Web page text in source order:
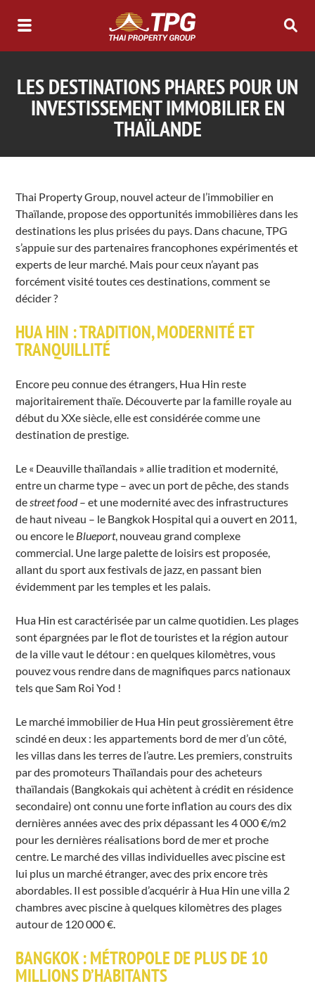
LES DESTINATIONS PHARES POUR UN
INVESTISSEMENT IMMOBILIER EN
THAÏLANDE
Thai Property Group, nouvel acteur de l’immobilier en
Thaïlande, propose des opportunités immobilières dans les
destinations les plus prisées du pays. Dans chacune, TPG
s’appuie sur des partenaires francophones expérimentés et
experts de leur marché. Mais pour ceux n’ayant pas
forcément visité toutes ces destinations, comment se
décider ?
HUA HIN : TRADITION, MODERNITÉ ET
TRANQUILLITÉ
Encore peu connue des étrangers, Hua Hin reste
majoritairement thaïe. Découverte par la famille royale au
début du XXe siècle, elle est considérée comme une
destination de prestige.
Le « Deauville thaïlandais » allie tradition et modernité,
entre un charme type – avec un port de pêche, des stands
destreet food– et une modernité avec des infrastructures
de haut niveau – le Bangkok Hospital qui a ouvert en 2011,
ou encore le Blueport, nouveau grand complexe
commercial. Une large palette de loisirs est proposée,
allant du sport aux festivals de jazz, en passant bien
évidemment par les temples et les palais.
Hua Hin est caractérisée par un calme quotidien. Les plages
sont épargnées par le flot de touristes et la région autour
de la ville vaut le détour : en quelques kilomètres, vous
pouvez vous rendre dans de magnifiques parcs nationaux
tels que Sam Roi Yod !
Le marché immobilier de Hua Hin peut grossièrement être
scindé en deux : les appartements bord de mer d’un côté,
les villas dans les terres de l’autre. Les premiers, construits
par des promoteurs Thaïlandais pour des acheteurs
thaïlandais (Bangkokais qui achètent à crédit en résidence
secondaire) ont connu une forte inflation au cours des dix
dernières années avec des prix dépassant les 4 000 €/m2
pour les dernières réalisations bord de mer et proche
centre. Le marché des villas individuelles avec piscine est
lui plus un marché étranger, avec des prix encore très
abordables. Il est possible d’acquérir à Hua Hin une villa 2
chambres avec piscine à quelques kilomètres des plages
autour de 120 000 €.
BANGKOK : MÉTROPOLE DE PLUS DE 10
MILLIONS D’HABITANTS